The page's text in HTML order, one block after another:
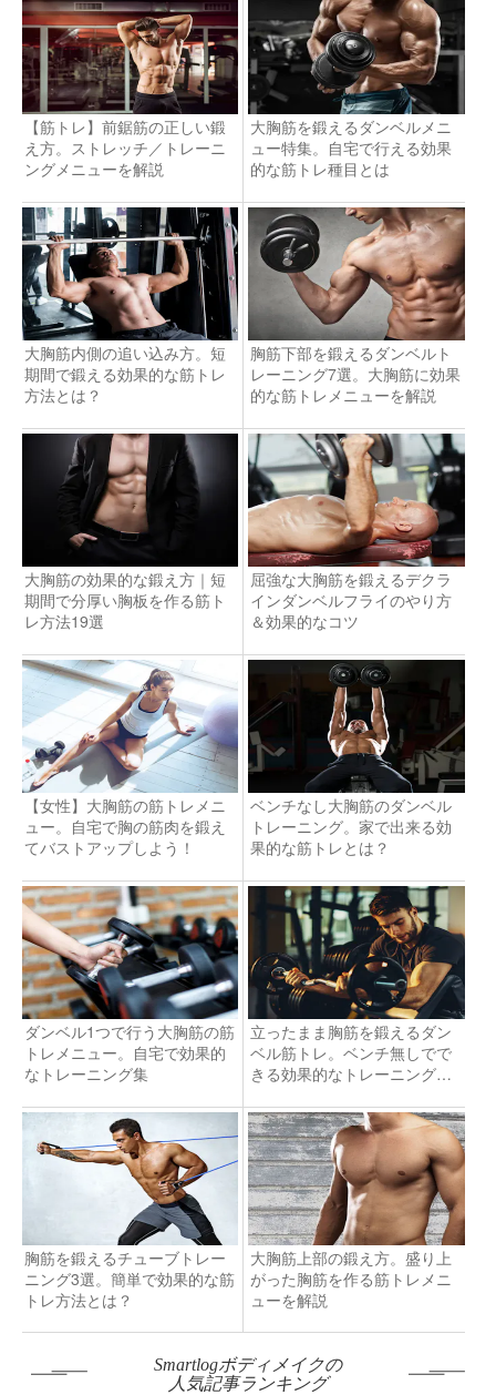
【筋トレ】前鋸筋の正しい鍛
え方。ストレッチ／トレーニ
ングメニューを解説
大胸筋を鍛えるダンベルメニ
ュー特集。自宅で行える効果
的な筋トレ種目とは
大胸筋内側の追い込み方。短
期間で鍛える効果的な筋トレ
方法とは？
胸筋下部を鍛えるダンベルト
レーニング7選。大胸筋に効果
的な筋トレメニューを解説
大胸筋の効果的な鍛え方｜短
期間で分厚い胸板を作る筋ト
レ方法19選
屈強な大胸筋を鍛えるデクラ
インダンベルフライのやり方
＆効果的なコツ
【女性】大胸筋の筋トレメニ
ュー。自宅で胸の筋肉を鍛え
てバストアップしよう！
ベンチなし大胸筋のダンベル
トレーニング。家で出来る効
果的な筋トレとは？
ダンベル1つで行う大胸筋の筋
トレメニュー。自宅で効果的
なトレーニング集
立ったまま胸筋を鍛えるダン
ベル筋トレ。ベンチ無しでで
きる効果的なトレーニングと
胸筋を鍛えるチューブトレー
ニング3選。簡単で効果的な筋
トレ方法とは？
大胸筋上部の鍛え方。盛り上
がった胸筋を作る筋トレメニ
ューを解説
Smartlogボディメイクの
人気記事ランキング